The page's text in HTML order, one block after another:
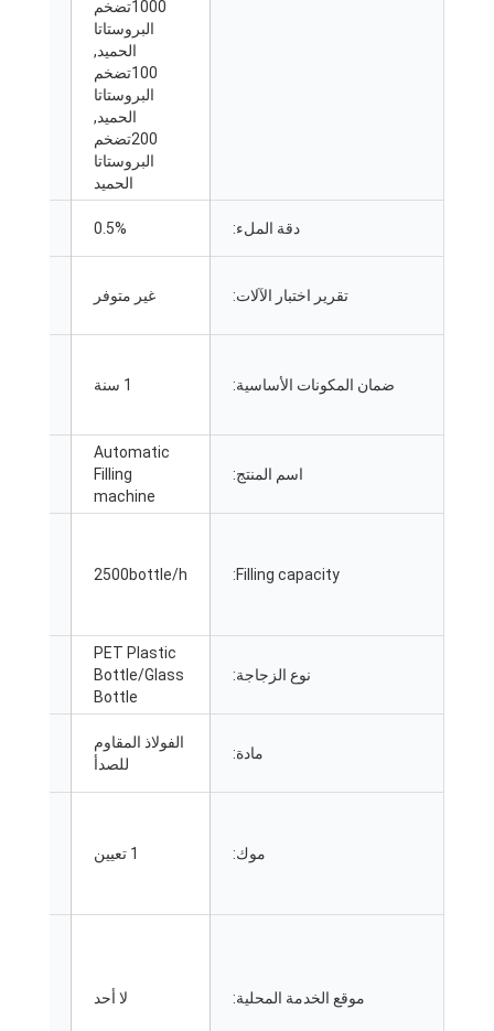
1000تضخم
البروستاتا
الحميد,
100تضخم
البروستاتا
الحميد,
200تضخم
البروستاتا
الحميد
دقة الملء: 0.5%
تقرير اختبار الآلات: غير متوفر
ضمان المكونات الأساسية:
اسم المنتج:
Automatic
Filling
machine
Filling capacity
:
2500bottle/h
نوع الزجاجة:
PET Plastic
Bottle/Glass
Bottle
مادة:
الفولاذ المقاوم
للصدأ
موك:
موقع الخدمة المحلية: لا أحد